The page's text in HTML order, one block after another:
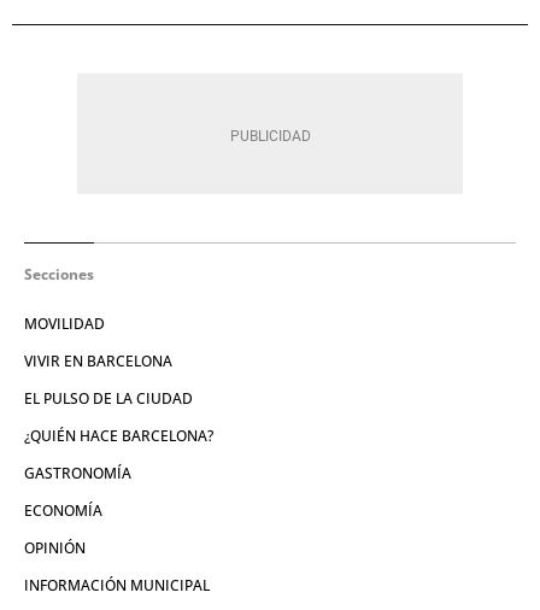
Secciones
MOVILIDAD
VIVIR EN BARCELONA
EL PULSO DE LA CIUDAD
¿QUIÉN HACE BARCELONA?
GASTRONOMÍA
ECONOMÍA
OPINIÓN
INFORMACIÓN MUNICIPAL